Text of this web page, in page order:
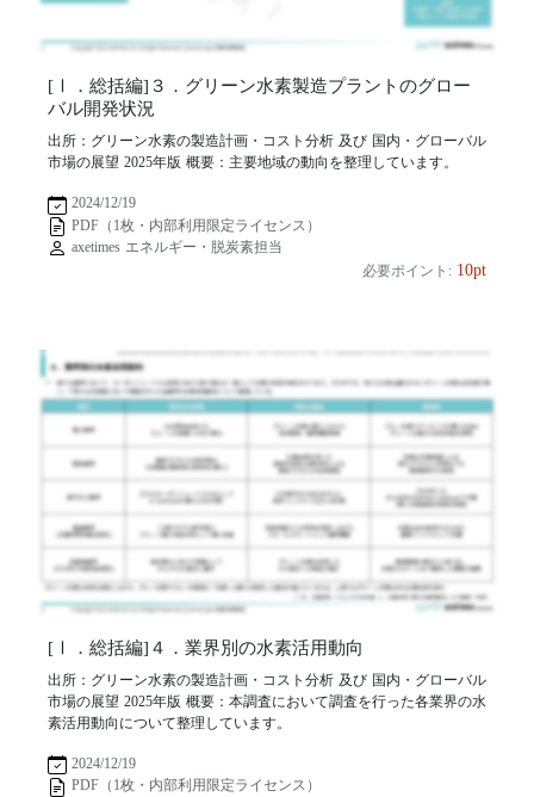
[Ⅰ．総括編]３．グリーン水素製造プラントのグロー
バル開発状況
出所：グリーン水素の製造計画・コスト分析 及び 国内・グローバル
市場の展望 2025年版 概要：主要地域の動向を整理しています。
2024/12/19
PDF（1枚・内部利用限定ライセンス）
axetimes エネルギー・脱炭素担当
必要ポイント: 10pt
[Ⅰ．総括編]４．業界別の水素活用動向
出所：グリーン水素の製造計画・コスト分析 及び 国内・グローバル
市場の展望 2025年版 概要：本調査において調査を行った各業界の水
素活用動向について整理しています。
2024/12/19
PDF（1枚・内部利用限定ライセンス）